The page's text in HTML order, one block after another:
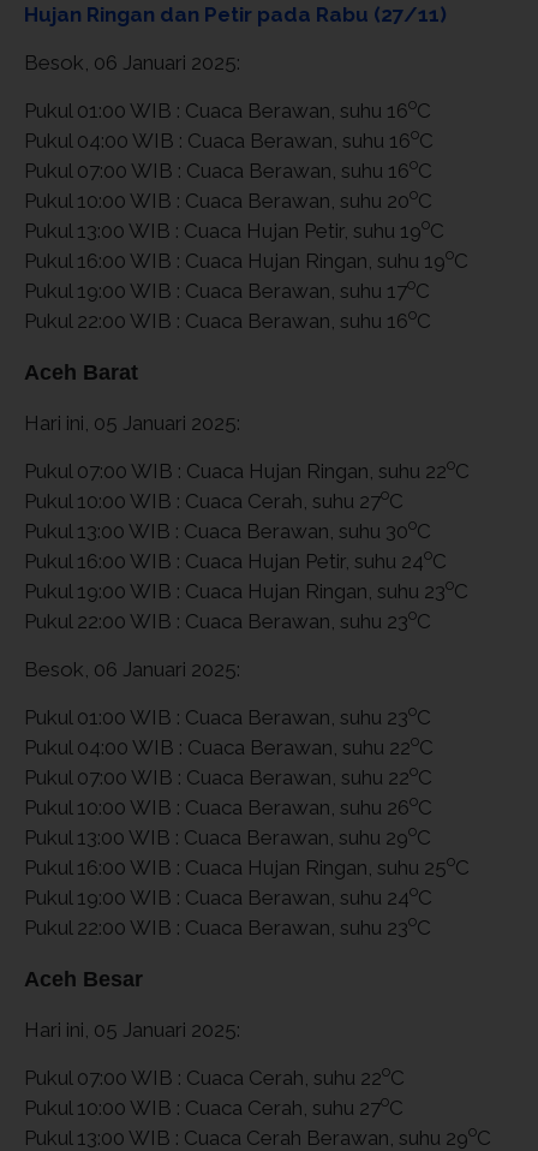
Hujan Ringan dan Petir pada Rabu (27/11)
Besok, 06 Januari 2025:
Pukul 01:00 WIB : Cuaca Berawan, suhu 16oC
Pukul 04:00 WIB : Cuaca Berawan, suhu 16oC
Pukul 07:00 WIB : Cuaca Berawan, suhu 16oC
Pukul 10:00 WIB : Cuaca Berawan, suhu 20oC
Pukul 13:00 WIB : Cuaca Hujan Petir, suhu 19oC
Pukul 16:00 WIB : Cuaca Hujan Ringan, suhu 19oC
Pukul 19:00 WIB : Cuaca Berawan, suhu 17oC
Pukul 22:00 WIB : Cuaca Berawan, suhu 16oC
Aceh Barat
Hari ini, 05 Januari 2025:
Pukul 07:00 WIB : Cuaca Hujan Ringan, suhu 22oC
Pukul 10:00 WIB : Cuaca Cerah, suhu 27oC
Pukul 13:00 WIB : Cuaca Berawan, suhu 30oC
Pukul 16:00 WIB : Cuaca Hujan Petir, suhu 24oC
Pukul 19:00 WIB : Cuaca Hujan Ringan, suhu 23oC
Pukul 22:00 WIB : Cuaca Berawan, suhu 23oC
Besok, 06 Januari 2025:
Pukul 01:00 WIB : Cuaca Berawan, suhu 23oC
Pukul 04:00 WIB : Cuaca Berawan, suhu 22oC
Pukul 07:00 WIB : Cuaca Berawan, suhu 22oC
Pukul 10:00 WIB : Cuaca Berawan, suhu 26oC
Pukul 13:00 WIB : Cuaca Berawan, suhu 29oC
Pukul 16:00 WIB : Cuaca Hujan Ringan, suhu 25oC
Pukul 19:00 WIB : Cuaca Berawan, suhu 24oC
Pukul 22:00 WIB : Cuaca Berawan, suhu 23oC
Aceh Besar
Hari ini, 05 Januari 2025:
Pukul 07:00 WIB : Cuaca Cerah, suhu 22oC
Pukul 10:00 WIB : Cuaca Cerah, suhu 27oC
Pukul 13:00 WIB : Cuaca Cerah Berawan, suhu 29oC